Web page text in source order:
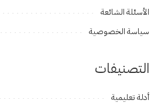
الأسئلة الشائعة
سياسة الخصوصية
التصنيفات
أدلة تعليمية